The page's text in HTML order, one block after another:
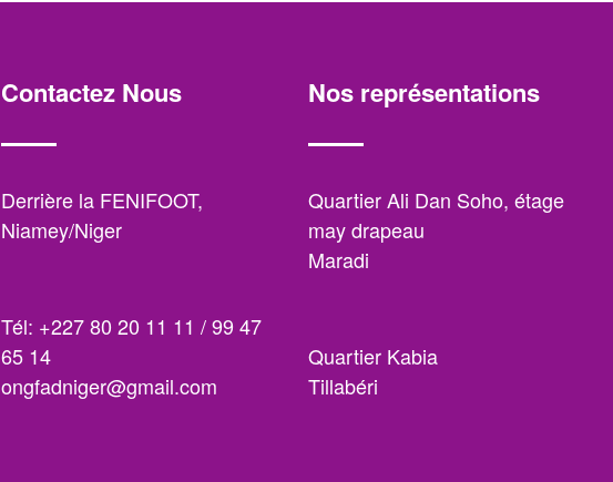
Contactez Nous
Derrière la FENIFOOT,
Niamey/Niger
Tél: +227 80 20 11 11 / 99 47
65 14
ongfadniger@gmail.com
Nos représentations
Quartier Ali Dan Soho, étage
may drapeau
Maradi
Quartier Kabia
Tillabéri